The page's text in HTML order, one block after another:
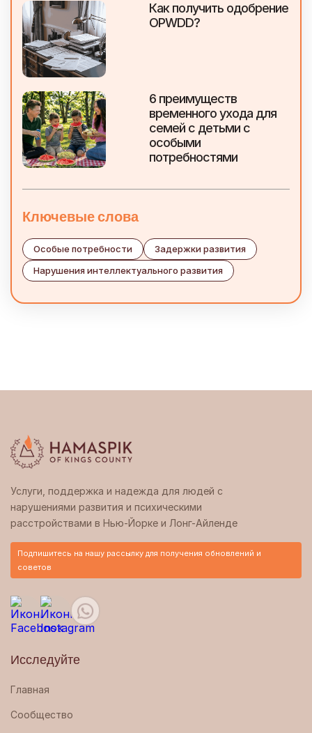
Как получить одобрение
OPWDD?
6 преимуществ
временного ухода для
семей с детьми с
особыми
потребностями
Ключевые слова
Особые потребности
Задержки развития
Нарушения интеллектуального развития
Услуги, поддержка и надежда для людей с
нарушениями развития и психическими
расстройствами в Нью-Йорке и Лонг-Айленде
Подпишитесь на нашу рассылку для получения обновлений и
советов
Исследуйте
Главная
Сообщество